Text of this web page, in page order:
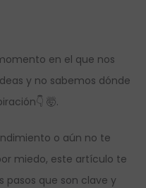
en el que nos
y no sabemos dónde
🤯.
o aún no te
miedo, este artículo te
pasos que son clave y